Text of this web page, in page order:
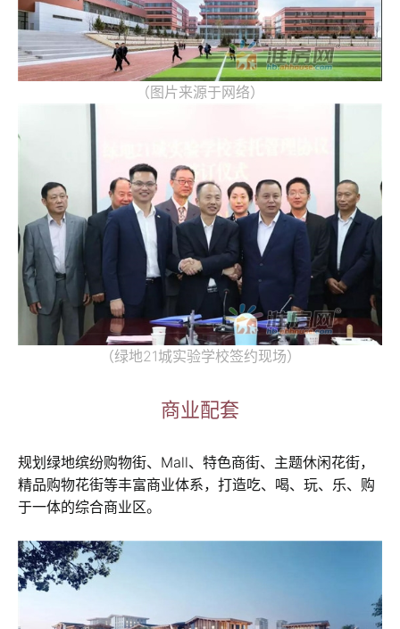
（图片来源于网络）
（绿地21城实验学校签约现场）
商业配套
规划绿地缤纷购物街、Mall、特色商街、主题休闲花街，
精品购物花街等丰富商业体系，打造吃、喝、玩、乐、购
于一体的综合商业区。